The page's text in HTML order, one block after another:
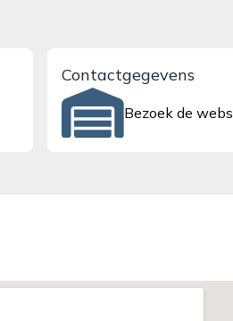
Contactgegevens
Bezoek de